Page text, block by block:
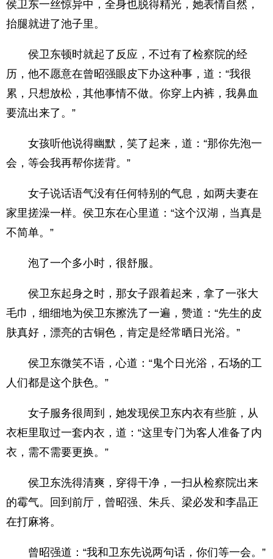
侯卫东一丝惊异中，全身也脱得精光，她表情自然，
抬腿就进了池子里。
侯卫东顿时就起了反应，不过有了检察院的经
历，他不愿意在曾昭强眼皮下办这种事，道：“我很
累，只想放松，其他事情不做。你穿上内裤，我鼻血
要流出来了。”
女孩听他说得幽默，笑了起来，道：“那你先泡一
会，等会我再帮你搓背。”
女子说话语气没有任何特别的气息，如两夫妻在
家里搓澡一样。侯卫东在心里道：“这个汉湖，当真是
不简单。”
泡了一个多小时，很舒服。
侯卫东起身之时，那女子跟着起来，拿了一张大
毛巾，细细地为侯卫东擦洗了一遍，赞道：“先生的皮
肤真好，漂亮的古铜色，肯定是经常晒日光浴。”
侯卫东微笑不语，心道：“鬼个日光浴，石场的工
人们都是这个肤色。”
女子服务很周到，她发现侯卫东内衣有些脏，从
衣柜里取过一套内衣，道：“这里专门为客人准备了内
衣，需不需要更换。”
侯卫东洗得清爽，穿得干净，一扫从检察院出来
的霉气。回到前厅，曾昭强、朱兵、梁必发和李晶正
在打麻将。
曾昭强道：“我和卫东先说两句话，你们等一会。”